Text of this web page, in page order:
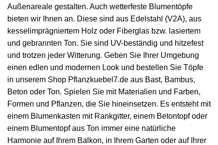
Außenareale gestalten. Auch wetterfeste Blumentöpfe
bieten wir Ihnen an. Diese sind aus Edelstahl (V2A), aus
kesselimprägniertem Holz oder Fiberglas bzw. lasiertem
und gebrannten Ton. Sie sind UV-beständig und hitzefest
und trotzen jeder Witterung. Geben Sie Ihrer Umgebung
einen edlen und modernen Look und bestellen Sie Töpfe
in unserem Shop Pflanzkuebel7.de aus Bast, Bambus,
Beton oder Ton. Spielen Sie mit Materialien und Farben,
Formen und Pflanzen, die Sie hineinsetzen. Es entsteht mit
einem Blumenkasten mit Rankgitter, einem Betontopf oder
einem Blumentopfaus Ton immer eine natürliche
Harmonie auf Ihrem Balkon, in Ihrem Garten oder auf Ihrer